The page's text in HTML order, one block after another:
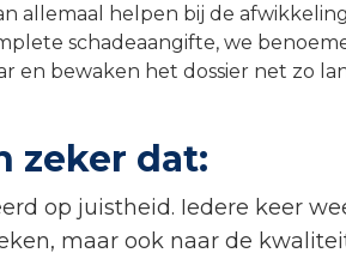
allemaal helpen bij de
schadeaangifte, we
en bewaken het dossier net zo
zeker dat:
op juistheid. Iedere keer
maar ook naar de